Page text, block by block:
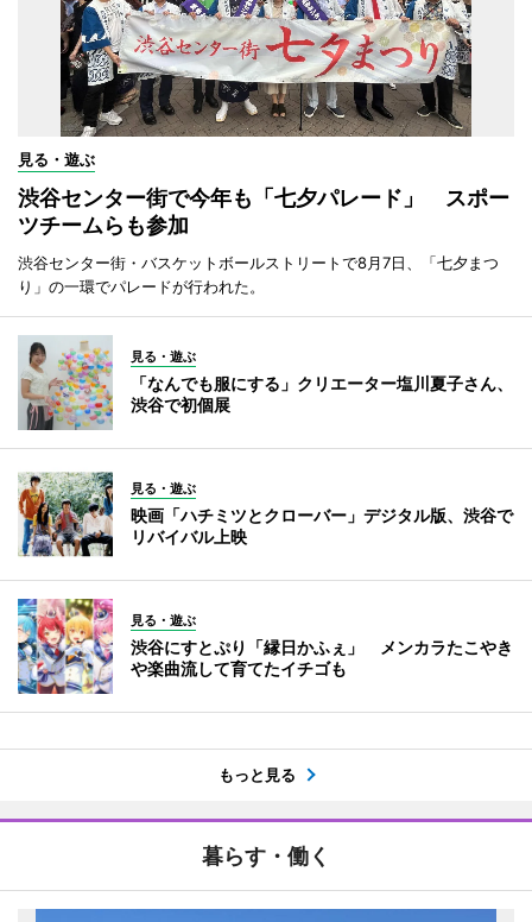
見る・遊ぶ
渋谷センター街で今年も「七夕パレード」 スポー
ツチームらも参加
渋谷センター街・バスケットボールストリートで8月7日、「七夕まつ
り」の一環でパレードが行われた。
見る・遊ぶ
「なんでも服にする」クリエーター塩川夏子さん、
渋谷で初個展
見る・遊ぶ
映画「ハチミツとクローバー」デジタル版、渋谷で
リバイバル上映
見る・遊ぶ
渋谷にすとぷり「縁日かふぇ」 メンカラたこやき
や楽曲流して育てたイチゴも
もっと見る
暮らす・働く